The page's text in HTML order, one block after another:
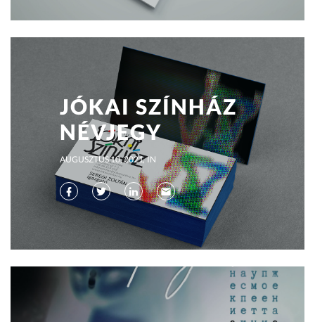
JÓKAI SZÍNHÁZ
NÉVJEGY
AUGUSZTUS 10, 2021 IN